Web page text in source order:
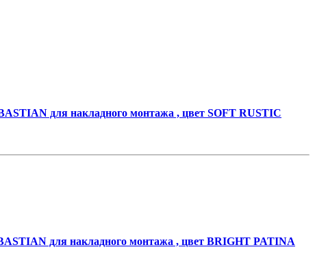
для накладного монтажа , цвет SOFT RUSTIC
для накладного монтажа , цвет BRIGHT PATINA